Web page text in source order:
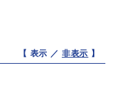
【 表示 ／ 非表示 】